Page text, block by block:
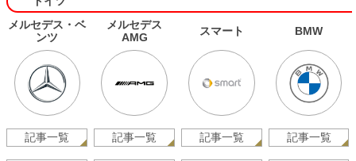
メルセデス・ベ
ンツ
記事一覧
メルセデス
AMG
記事一覧
スマート
記事一覧
BMW
記事一覧